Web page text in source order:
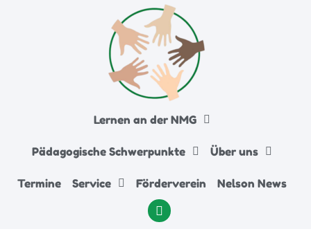
Lernen an der NMG
Pädagogische Schwerpunkte Über uns
Termine Service Förderverein Nelson News